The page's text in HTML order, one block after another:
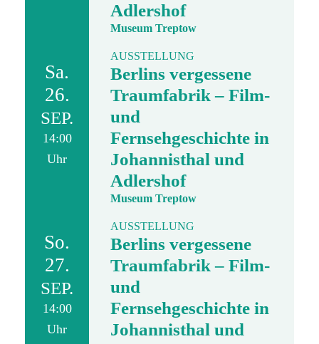
Adlershof
Museum Treptow
Sa.
26.
SEP.
14:00
Uhr
AUSSTELLUNG
Berlins vergessene
Traumfabrik – Film-
und
Fernsehgeschichte in
Johannisthal und
Adlershof
Museum Treptow
So.
27.
SEP.
14:00
Uhr
AUSSTELLUNG
Berlins vergessene
Traumfabrik – Film-
und
Fernsehgeschichte in
Johannisthal und